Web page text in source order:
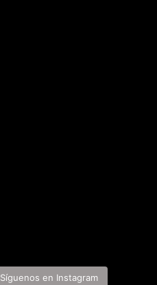
Síguenos en Instagram